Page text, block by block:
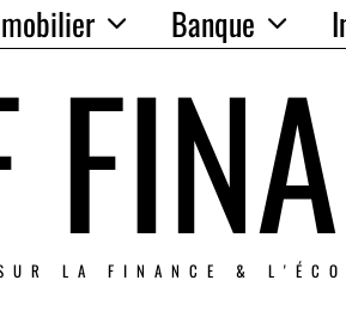
Banque
LA FINANCE &